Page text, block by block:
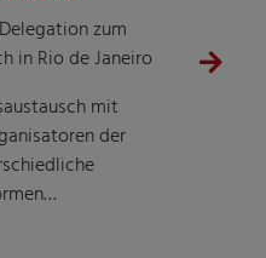
zum
in Rio de Janeiro
mit
der